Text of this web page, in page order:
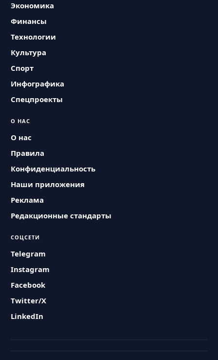
Экономика
Финансы
Технологии
Культура
Спорт
Инфографика
Спецпроекты
О НАС
О нас
Правила
Конфиденциальность
Наши приложения
Реклама
Редакционные стандарты
СОЦСЕТИ
Telegram
Instagram
Facebook
Twitter/X
LinkedIn